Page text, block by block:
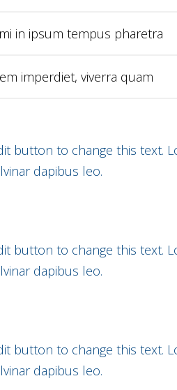
in ipsum tempus pharetra
imperdiet, viverra quam
button to change this text.
dapibus leo.
button to change this text.
dapibus leo.
button to change this text.
dapibus leo.